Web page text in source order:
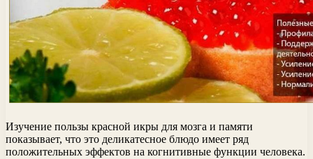
Изучение пользы красной икры для мозга и памяти
показывает, что это деликатесное блюдо имеет ряд
положительных эффектов на когнитивные функции человека.